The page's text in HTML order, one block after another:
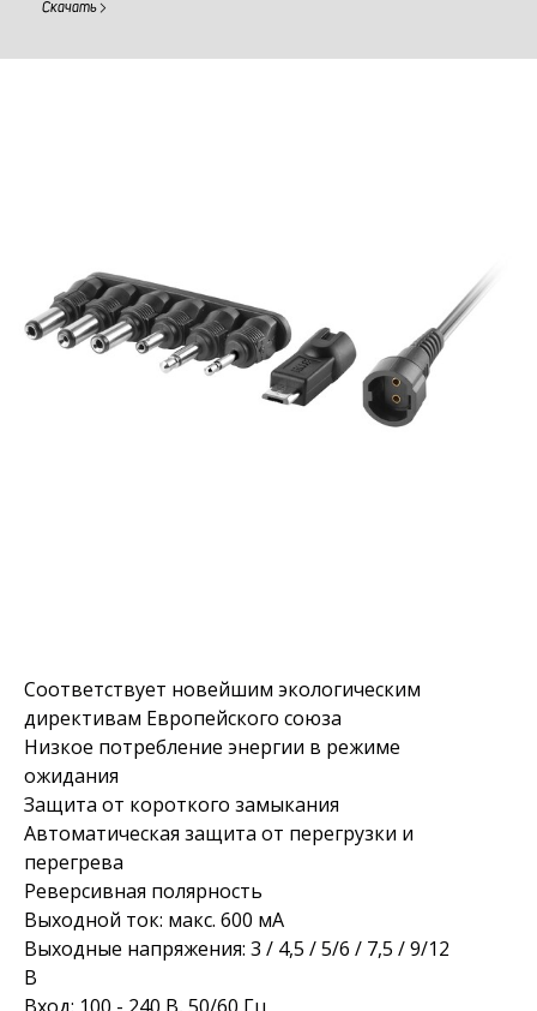
Скачать
Соответствует новейшим экологическим
директивам Европейского союза
Низкое потребление энергии в режиме
ожидания
Защита от короткого замыкания
Автоматическая защита от перегрузки и
перегрева
Реверсивная полярность
Выходной ток: макс. 600 мА
Выходные напряжения: 3 / 4,5 / 5/6 / 7,5 / 9/12
В